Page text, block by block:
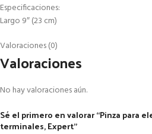
Especificaciones:
Largo 9″ (23 cm)
Valoraciones (0)
Valoraciones
No hay valoraciones aún.
Sé el primero en valorar “Pinza para
terminales, Expert”